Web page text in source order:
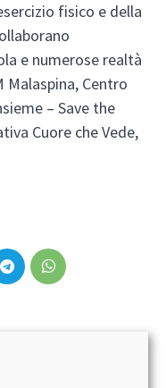
fisico e della
e numerose realtà
Malaspina, Centro
– Save the
Cuore che Vede,